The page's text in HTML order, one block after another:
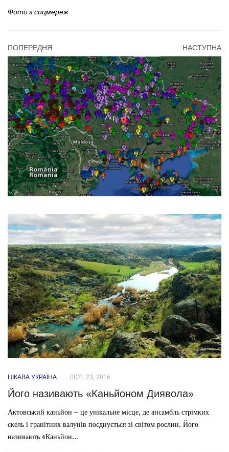
Фото з соцмереж
ПОПЕРЕДНЯ НАСТУПНА
ЦІКАВА УКРАЇНА ЛЮТ. 23, 2016
Його називають «Каньйоном Диявола»
Актовський каньйон – це унікальне місце, де ансамбль стрімких
скель і гранітних валунів поєднується зі світом рослин. Його
називають «Каньйон...